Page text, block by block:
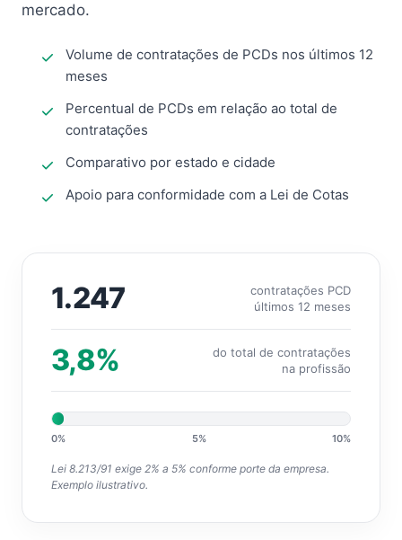
mercado.
Volume de contratações de PCDs nos últimos 12
meses
Percentual de PCDs em relação ao total de
contratações
Comparativo por estado e cidade
Apoio para conformidade com a Lei de Cotas
1.247
contratações PCD
últimos 12 meses
3,8%
do total de contratações
na profissão
0% 5% 10%
Lei 8.213/91 exige 2% a 5% conforme porte da empresa.
Exemplo ilustrativo.